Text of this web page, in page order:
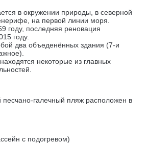
в окружении природы, в северной
на первой линии моря.
году, последняя реновация
году.
два объеденённых здания (7-и
некоторые из главных
галечный пляж расположен в
с подогревом)